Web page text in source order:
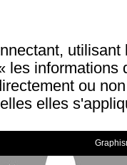
utilisant
les informations
ou
elles